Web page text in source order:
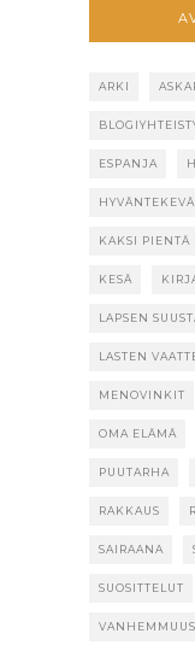
ARKI
ESPANJA
KAKSI PIENTÄ
KESÄ
LAPSEN
LASTEN
MENOVINKIT
OMA ELÄMÄ
PUUTARHA
RAKKAUS
SAIRAANA
SUOSITTELUT
VANHEMMUUS